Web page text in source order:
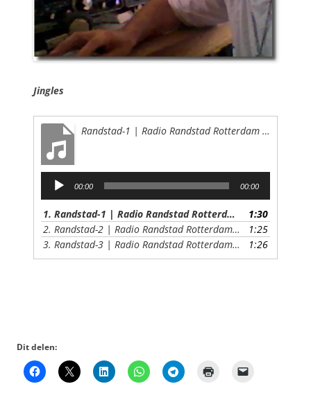
Jingles
Randstad-1 | Radio Randstad Rotterdam (jingle)
Audiospeler
00:00 00:00
1. Randstad-1 | Radio Randstad Rotterdam (jingle)
1:30
2. Randstad-2 | Radio Randstad Rotterdam (jingle)
1:25
3. Randstad-3 | Radio Randstad Rotterdam (jingle) 1:26
Dit delen: